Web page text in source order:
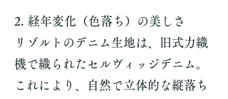
2. 経年変化（色落ち）の美しさ
リゾルトのデニム生地は、旧式力織
機で織られたセルヴィッジデニム。
これにより、自然で立体的な縦落ち